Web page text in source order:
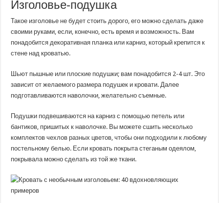
Изголовье-подушка
Такое изголовье не будет стоить дорого, его можно сделать даже
своими руками, если, конечно, есть время и возможность. Вам
понадобится декоративная планка или карниз, который крепится к
стене над кроватью.
Шьют пышные или плоские подушки; вам понадобится 2-4 шт. Это
зависит от желаемого размера подушек и кровати. Далее
подготавливаются наволочки, желательно съемные.
Подушки подвешиваются на карниз с помощью петель или
бантиков, пришитых к наволочке. Вы можете сшить несколько
комплектов чехлов разных цветов, чтобы они подходили к любому
постельному белью. Если кровать покрыта стеганым одеялом,
покрывала можно сделать из той же ткани.